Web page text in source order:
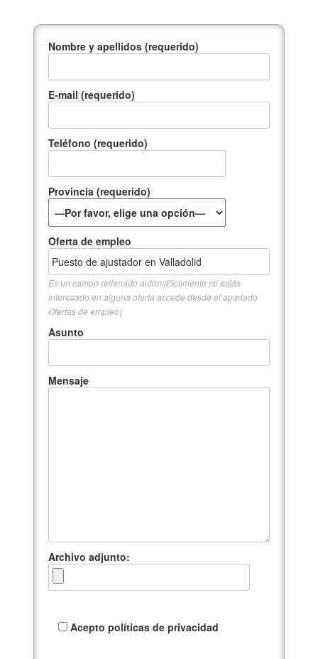
Nombre y apellidos (requerido)
E-mail (requerido)
Teléfono (requerido)
Provincia (requerido)
Oferta de empleo
Es un campo rellenado automáticamente (si estás
interesado en alguna oferta accede desde el apartado
Ofertas de empleo)
Asunto
Mensaje
Archivo adjunto:
Acepto políticas de privacidad